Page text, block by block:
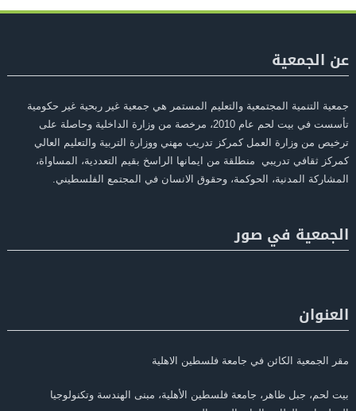
عن الجمعية
جمعية التنمية المجتمعية والتعليم المستمر هي جمعية غير ربحية غير حكومية
تأسست في بيت لحم عام 2010، مرخصة من وزارة الداخلية وحاصلة على
ترخيص من وزارة العمل كمركز تدريب مهني ووزارة التربية والتعليم العالي
كمركز ثقافي تدريبي منطلقة من ايمانها الراسخ بقيم التعددية، المساواة،
المشاركة المدنية، الحوكمة، وحقوق الانسان في المجتمع الفلسطيني.
الجمعية في صور
العنوان
مقر الجمعية الكائن في جامعة فلسطين الاهلية
بيت لحم، جبل ظاهر، جامعة فلسطين الأهلية، مبنى الهندسة وتكنولوجيا